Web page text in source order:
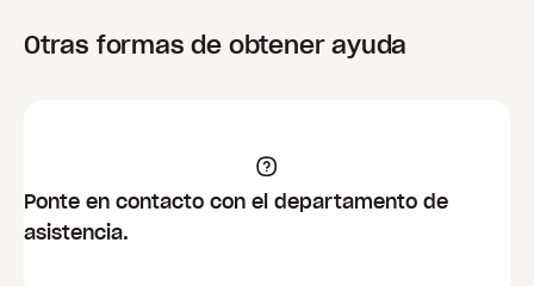
Otras formas de obtener ayuda
Ponte en contacto con el departamento de
asistencia.